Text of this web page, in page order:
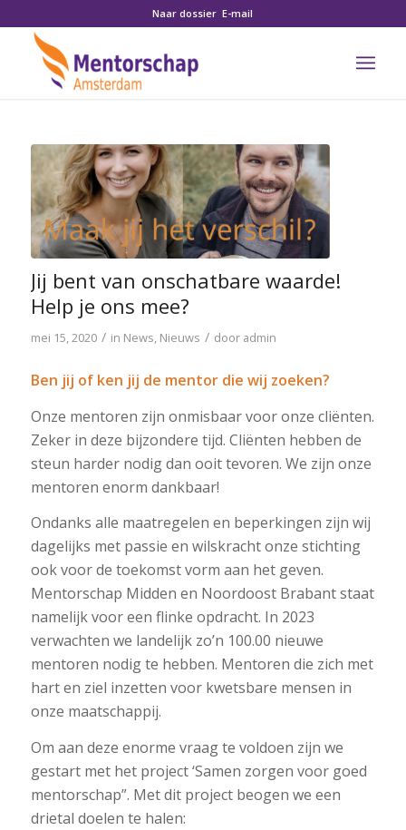
Naar dossier E-mail
Jij bent van onschatbare waarde!
Help je ons mee?
mei 15, 2020 / in News, Nieuws / door admin
Ben jij of ken jij de mentor die wij zoeken?
Onze mentoren zijn onmisbaar voor onze cliënten.
Zeker in deze bijzondere tijd. Cliënten hebben de
steun harder nodig dan ooit tevoren. We zijn onze
mentoren enorm dankbaar!
Ondanks alle maatregelen en beperkingen zijn wij
dagelijks met passie en wilskracht onze stichting
ook voor de toekomst vorm aan het geven.
Mentorschap Midden en Noordoost Brabant staat
namelijk voor een flinke opdracht. In 2023
verwachten we landelijk zo’n 100.00 nieuwe
mentoren nodig te hebben. Mentoren die zich met
hart en ziel inzetten voor kwetsbare mensen in
onze maatschappij.
Om aan deze enorme vraag te voldoen zijn we
gestart met het project ‘Samen zorgen voor goed
mentorschap”. Met dit project beogen we een
drietal doelen te halen: